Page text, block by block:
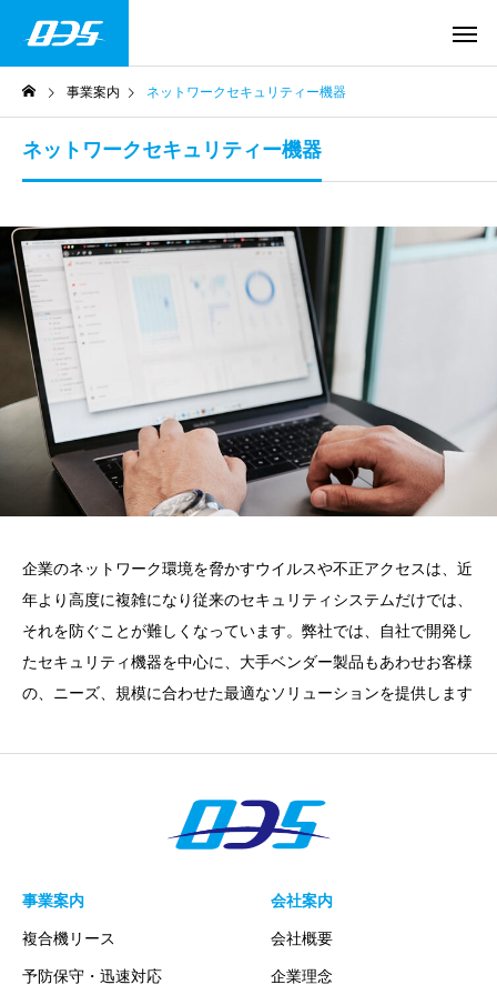
事業案内 ネットワークセキュリティー機器
ネットワークセキュリティー機器
企業のネットワーク環境を脅かすウイルスや不正アクセスは、近
年より高度に複雑になり従来のセキュリティシステムだけでは、
それを防ぐことが難しくなっています。弊社では、自社で開発し
たセキュリティ機器を中心に、大手ベンダー製品もあわせお客様
の、ニーズ、規模に合わせた最適なソリューションを提供します
事業案内
複合機リース
予防保守・迅速対応
会社案内
会社概要
企業理念